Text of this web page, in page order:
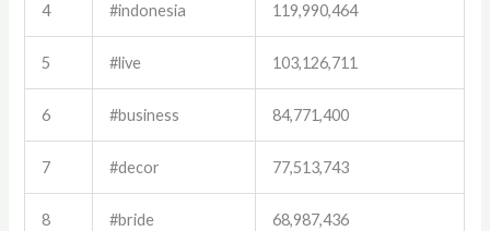
4 #indonesia 119,990,464
5 #live 103,126,711
6 #business 84,771,400
7 #decor 77,513,743
8 #bride 68,987,436